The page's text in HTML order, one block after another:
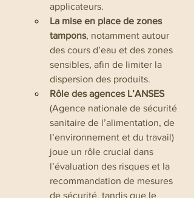
applicateurs.
La mise en place de zones
tampons, notamment autour
des cours d’eau et des zones
sensibles, afin de limiter la
dispersion des produits.
Rôle des agences L’ANSES
(Agence nationale de sécurité
sanitaire de l’alimentation, de
l’environnement et du travail)
joue un rôle crucial dans
l’évaluation des risques et la
recommandation de mesures
de sécurité, tandis que le